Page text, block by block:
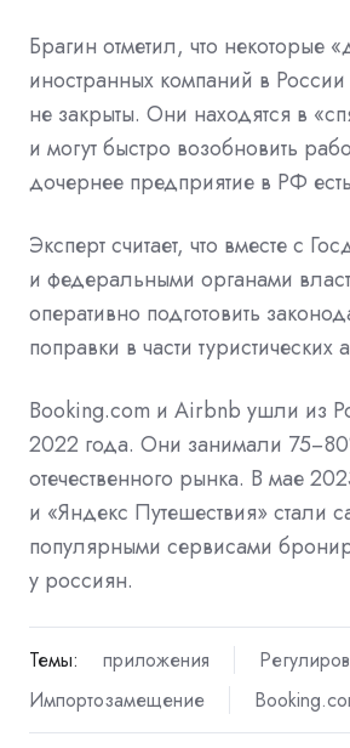
Брагин отметил, что некоторые
иностранных компаний в
не закрыты. Они находятся в
и могут быстро возобновить
дочернее предприятие в РФ
Эксперт считает, что вместе с
и федеральными органами
оперативно подготовить
поправки в части туристических
Booking.com и Airbnb ушли из
2022 года. Они занимали
отечественного рынка. В мае
и «Яндекс Путешествия»стали
популярными сервисами
у россиян.
Темы: приложения
Импортозамещение